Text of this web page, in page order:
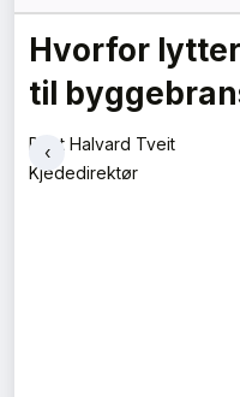
Hvorfor
til
Bent Halvard Tveit
Kjededirektør
‹